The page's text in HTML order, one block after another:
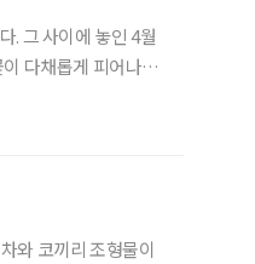
. 그 사이에 놓인 4월
다채롭게 피어나는
와 코끼리 조형물이